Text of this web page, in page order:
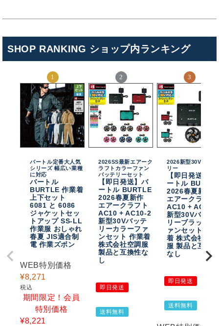
SHOP RANKING ショップ内ランキング
バートル定番大人気
シリーズ 幅広い業種
に対応
バートル
BURTLE 作業着
上下セット
6081 と 6086
ジャケットセッ
トアップ SS-LL
作業服 おしゃれ
春夏 JIS適合制
電 作業ズボン
WEB特別価格
¥8,271
税込
期間限定！会員
特別価格
¥8,221
2026SS最新エアーク
ラフトカラーファン
バッテリーセット
【即日発送】バ
ートル BURTLE
2026春夏新作
エアークラフト
AC10 + AC10-2
新型30Vバッテ
リーカラーファ
ンセット 作業着
株式会社空調服
製品と互換性な
し
即日発送
送料無料
2026新型30Vバッテ
リー
【即日発送】バ
ートル
2026春夏新作
エアークラフト
AC10 + AC10-
新型30Vバッテ
リーブラックフ
ァンセット 作業
着 株式会社空調
服 製品と互換性
なし
即日発送
送料無料